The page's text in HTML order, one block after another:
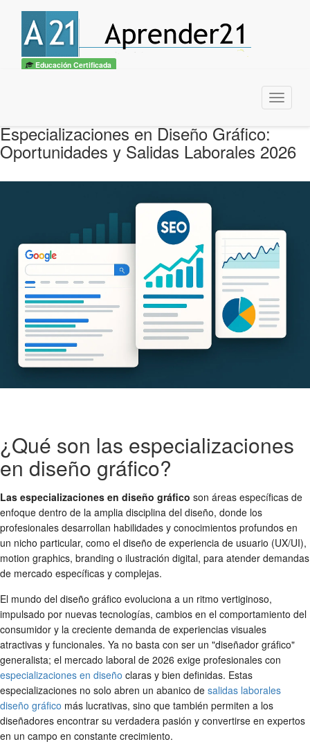
Educación Certificada
Menu
Especializaciones en Diseño Gráfico:
Oportunidades y Salidas Laborales 2026
¿Qué son las especializaciones
en diseño gráfico?
Las especializaciones en diseño gráfico son áreas específicas de
enfoque dentro de la amplia disciplina del diseño, donde los
profesionales desarrollan habilidades y conocimientos profundos en
un nicho particular, como el diseño de experiencia de usuario (UX/UI),
motion graphics, branding o ilustración digital, para atender demandas
de mercado específicas y complejas.
El mundo del diseño gráfico evoluciona a un ritmo vertiginoso,
impulsado por nuevas tecnologías, cambios en el comportamiento del
consumidor y la creciente demanda de experiencias visuales
atractivas y funcionales. Ya no basta con ser un "diseñador gráfico"
generalista; el mercado laboral de 2026 exige profesionales con
especializaciones en diseño claras y bien definidas. Estas
especializaciones no solo abren un abanico de salidas laborales
diseño gráfico más lucrativas, sino que también permiten a los
diseñadores encontrar su verdadera pasión y convertirse en expertos
en un campo en constante crecimiento.